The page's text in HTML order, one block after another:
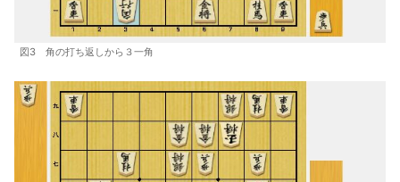
図3 角の打ち返しから３一角